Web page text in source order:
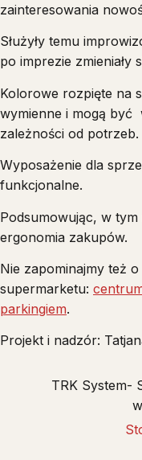
zainteresowania
Służyły temu
po imprezie zmieniały
Kolorowe rozpięte na
wymienne i mogą być
zależności od potrzeb.
Wyposażenie dla
funkcjonalne.
Podsumowując, w tym
ergonomia zakupów.
Nie zapominajmy też
supermarketu:
parkingiem.
Projekt i nadzór:
TRK System-